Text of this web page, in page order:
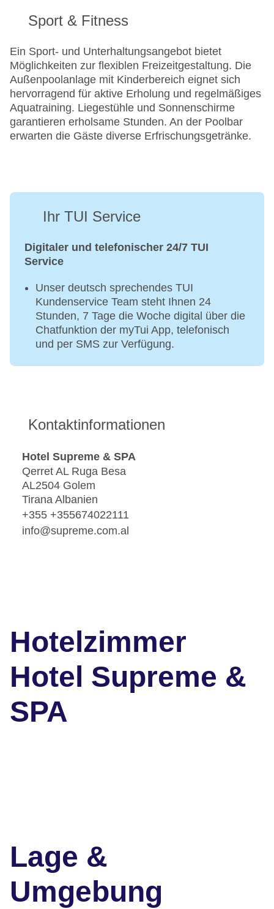
Sport & Fitness
Ein Sport- und Unterhaltungsangebot bietet
Möglichkeiten zur flexiblen Freizeitgestaltung. Die
Außenpoolanlage mit Kinderbereich eignet sich
hervorragend für aktive Erholung und regelmäßiges
Aquatraining. Liegestühle und Sonnenschirme
garantieren erholsame Stunden. An der Poolbar
erwarten die Gäste diverse Erfrischungsgetränke.
Ihr TUI Service
Digitaler und telefonischer 24/7 TUI
Service
Unser deutsch sprechendes TUI
Kundenservice Team steht Ihnen 24
Stunden, 7 Tage die Woche digital über die
Chatfunktion der myTui App, telefonisch
und per SMS zur Verfügung.
Kontaktinformationen
Hotel Supreme & SPA
Qerret AL Ruga Besa
AL2504 Golem
Tirana Albanien
+355 +355674022111
info@supreme.com.al
Hotelzimmer
Hotel Supreme &
SPA
Lage &
Umgebung